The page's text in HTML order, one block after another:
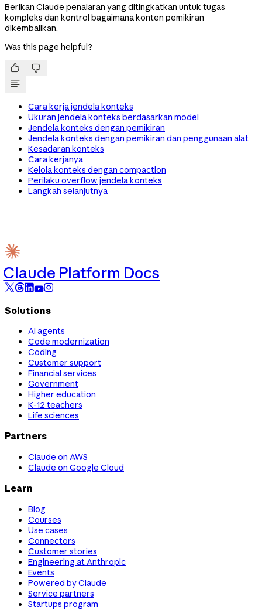
Berikan Claude penalaran yang ditingkatkan untuk tugas
kompleks dan kontrol bagaimana konten pemikiran
dikembalikan.
Was this page helpful?
 
Cara kerja jendela konteks
Ukuran jendela konteks berdasarkan model
Jendela konteks dengan pemikiran
Jendela konteks dengan pemikiran dan penggunaan alat
Kesadaran konteks
Cara kerjanya
Kelola konteks dengan compaction
Perilaku overflow jendela konteks
Langkah selanjutnya
Claude Platform Docs
Solutions
AI agents
Code modernization
Coding
Customer support
Financial services
Government
Higher education
K-12 teachers
Life sciences
Partners
Claude on AWS
Claude on Google Cloud
Learn
Blog
Courses
Use cases
Connectors
Customer stories
Engineering at Anthropic
Events
Powered by Claude
Service partners
Startups program